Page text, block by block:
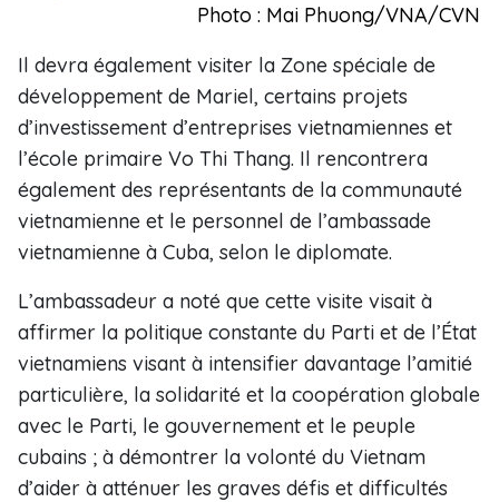
Photo : Mai Phuong/VNA/CVN
Il devra également visiter la Zone spéciale de
développement de Mariel, certains projets
d’investissement d’entreprises vietnamiennes et
l’école primaire Vo Thi Thang. Il rencontrera
également des représentants de la communauté
vietnamienne et le personnel de l’ambassade
vietnamienne à Cuba, selon le diplomate.
L’ambassadeur a noté que cette visite visait à
affirmer la politique constante du Parti et de l’État
vietnamiens visant à intensifier davantage l’amitié
particulière, la solidarité et la coopération globale
avec le Parti, le gouvernement et le peuple
cubains ; à démontrer la volonté du Vietnam
d’aider à atténuer les graves défis et difficultés